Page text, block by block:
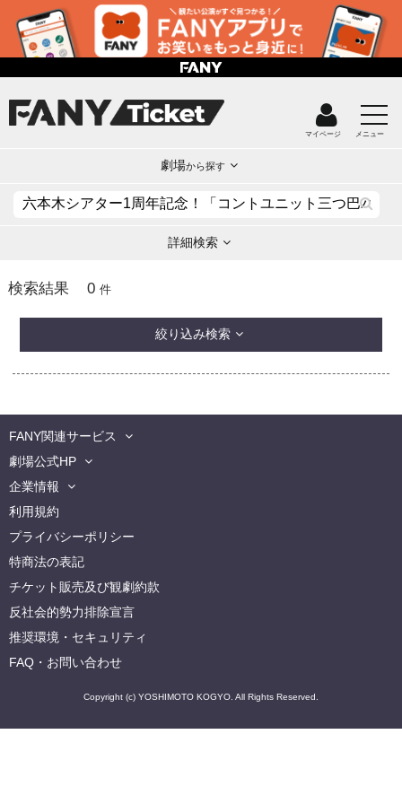
マイページ メニュー
劇場から探す
詳細検索
検索結果 0 件
絞り込み検索
FANY関連サービス
劇場公式HP
企業情報
利用規約
プライバシーポリシー
特商法の表記
チケット販売及び観劇約款
反社会的勢力排除宣言
推奨環境・セキュリティ
FAQ・お問い合わせ
Copyright (c) YOSHIMOTO KOGYO. All Rights Reserved.